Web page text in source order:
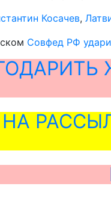
Косачев,
Совфед РФ